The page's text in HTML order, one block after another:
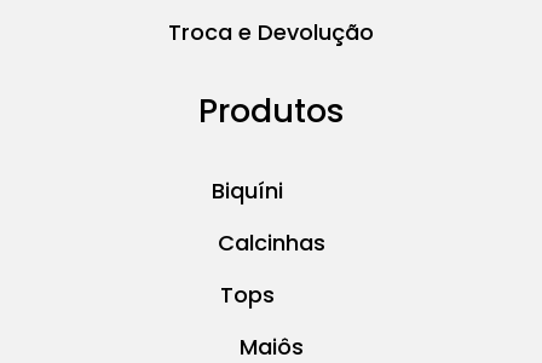
Troca e Devolução
Produtos
Biquíni
Calcinhas
Tops
Maiôs